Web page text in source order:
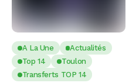
A La Une
Actualités
Top 14
Toulon
Transferts TOP 14